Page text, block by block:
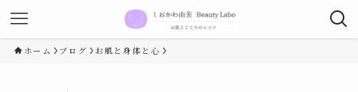
ホーム ブログ お肌と身体と心